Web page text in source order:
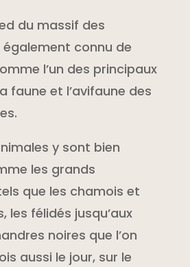
du massif des
connu de
l’un des principaux
faune et l’avifaune des
y sont bien
les grands
que les chamois et
les félidés jusqu’aux
noires que l’on
aussi le jour, sur le